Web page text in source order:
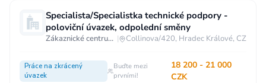
Specialista/Specialistka technické podpory -
poloviční úvazek, odpolední směny
Zákaznické centrum T-Mobile | Collinova/420, Hradec Králové, CZ
Práce na zkrácený
úvazek
Buďte mezi
prvními!
18 200 - 21 000
CZK